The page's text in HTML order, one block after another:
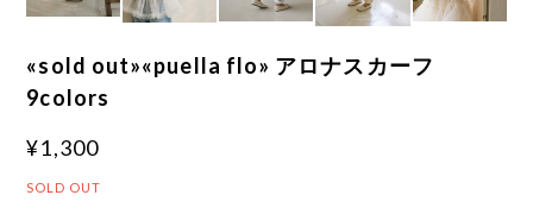
«sold out»«puella flo» アロナスカーフ
9colors
¥1,300
SOLD OUT